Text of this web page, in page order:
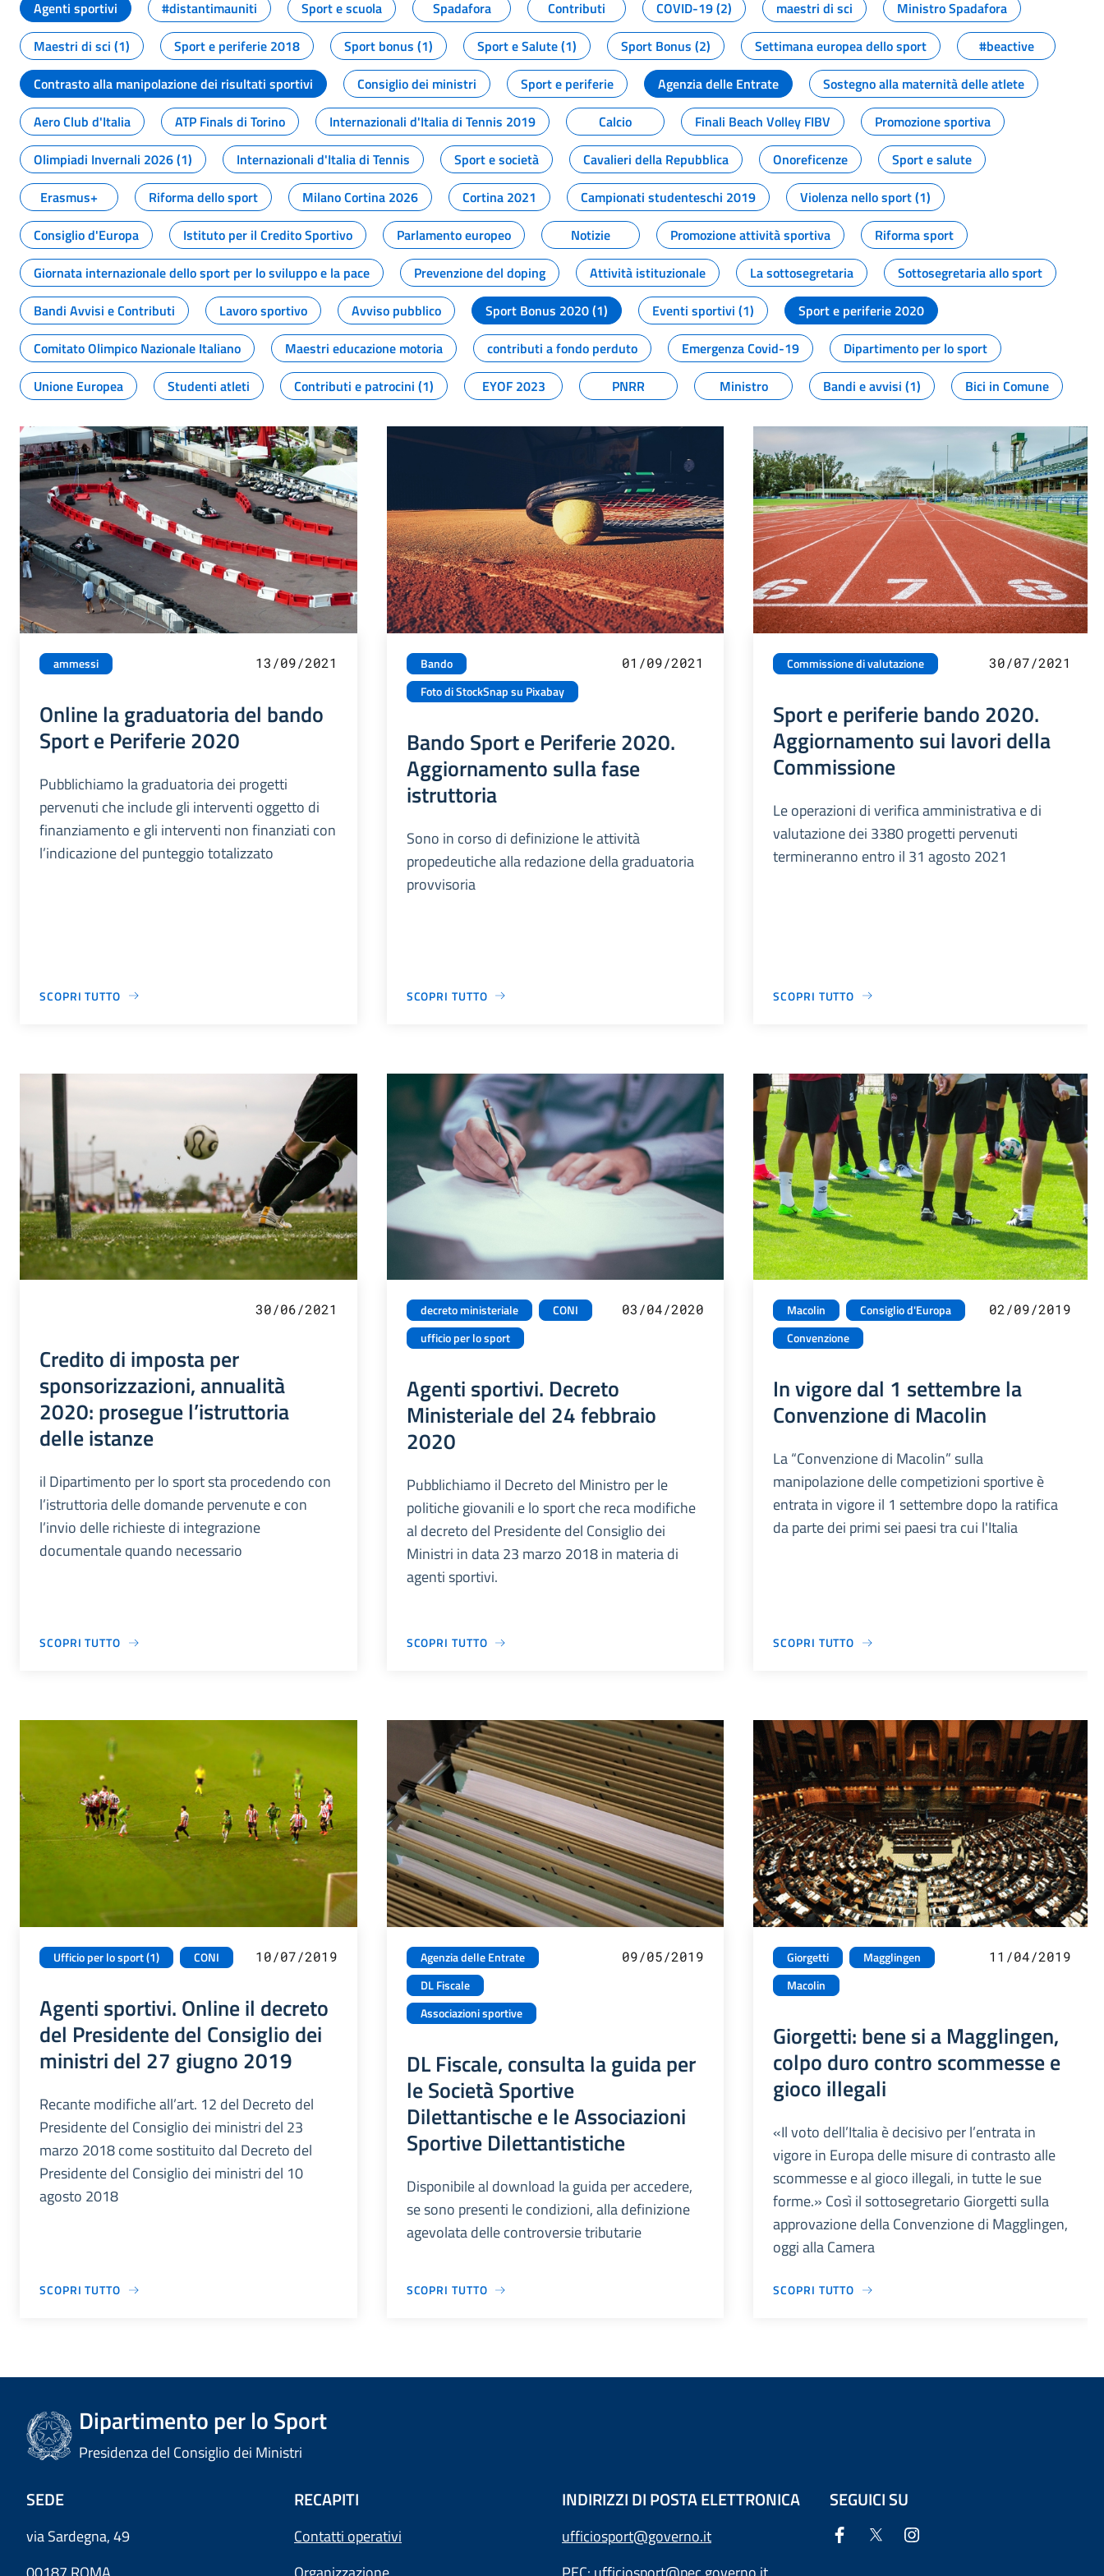
Agenti sportivi
#distantimauniti Sport e scuola Spadafora Contributi COVID-19 (2) maestri di sci
Ministro Spadafora
Maestri di sci (1)
Sport e periferie 2018 Sport bonus (1) Sport e Salute (1) Sport Bonus (2) Settimana europea dello sport
#beactive
Contrasto alla manipolazione dei risultati sportivi
Consiglio dei ministri Sport e periferie Agenzia delle Entrate
Sostegno alla maternità delle atlete
Aero Club d'Italia
ATP Finals di Torino Internazionali d'Italia di Tennis 2019 Calcio Finali Beach Volley FIBV
Promozione sportiva
Olimpiadi Invernali 2026 (1)
Internazionali d'Italia di Tennis Sport e società Cavalieri della Repubblica Onoreficenze
Sport e salute
Erasmus+
Riforma dello sport Milano Cortina 2026 Cortina 2021 Campionati studenteschi 2019
Violenza nello sport (1)
Consiglio d'Europa
Istituto per il Credito Sportivo Parlamento europeo Notizie Promozione attività sportiva
Riforma sport
Giornata internazionale dello sport per lo sviluppo e la pace
Prevenzione del doping Attività istituzionale La sottosegretaria
Sottosegretaria allo sport
Bandi Avvisi e Contributi
Lavoro sportivo Avviso pubblico Sport Bonus 2020 (1) Eventi sportivi (1)
Sport e periferie 2020
Comitato Olimpico Nazionale Italiano
Maestri educazione motoria contributi a fondo perduto Emergenza Covid-19
Dipartimento per lo sport
Unione Europea
Studenti atleti Contributi e patrocini (1) EYOF 2023 PNRR Ministro Bandi e avvisi (1) Bici in Comune
ammessi 13/09/2021
Online la graduatoria del bando
Sport e Periferie 2020
Pubblichiamo la graduatoria dei progetti
pervenuti che include gli interventi oggetto di
finanziamento e gli interventi non finanziati con
l’indicazione del punteggio totalizzato
SCOPRI TUTTO
Bando
Foto di StockSnap su Pixabay
01/09/2021
Bando Sport e Periferie 2020.
Aggiornamento sulla fase
istruttoria
Sono in corso di definizione le attività
propedeutiche alla redazione della graduatoria
provvisoria
SCOPRI TUTTO
Commissione di valutazione 30/07/2021
Sport e periferie bando 2020.
Aggiornamento sui lavori della
Commissione
Le operazioni di verifica amministrativa e di
valutazione dei 3380 progetti pervenuti
termineranno entro il 31 agosto 2021
SCOPRI TUTTO
30/06/2021
Credito di imposta per
sponsorizzazioni, annualità
2020: prosegue l’istruttoria
delle istanze
il Dipartimento per lo sport sta procedendo con
l’istruttoria delle domande pervenute e con
l’invio delle richieste di integrazione
documentale quando necessario
SCOPRI TUTTO
decreto ministeriale
CONI
ufficio per lo sport
03/04/2020
Agenti sportivi. Decreto
Ministeriale del 24 febbraio
2020
Pubblichiamo il Decreto del Ministro per le
politiche giovanili e lo sport che reca modifiche
al decreto del Presidente del Consiglio dei
Ministri in data 23 marzo 2018 in materia di
agenti sportivi.
SCOPRI TUTTO
Macolin
Consiglio d'Europa
Convenzione
02/09/2019
In vigore dal 1 settembre la
Convenzione di Macolin
La “Convenzione di Macolin” sulla
manipolazione delle competizioni sportive è
entrata in vigore il 1 settembre dopo la ratifica
da parte dei primi sei paesi tra cui l'Italia
SCOPRI TUTTO
Ufficio per lo sport (1) CONI 10/07/2019
Agenti sportivi. Online il decreto
del Presidente del Consiglio dei
ministri del 27 giugno 2019
Recante modifiche all’art. 12 del Decreto del
Presidente del Consiglio dei ministri del 23
marzo 2018 come sostituito dal Decreto del
Presidente del Consiglio dei ministri del 10
agosto 2018
SCOPRI TUTTO
Agenzia delle Entrate
DL Fiscale
Associazioni sportive
09/05/2019
DL Fiscale, consulta la guida per
le Società Sportive
Dilettantische e le Associazioni
Sportive Dilettantistiche
Disponibile al download la guida per accedere,
se sono presenti le condizioni, alla definizione
agevolata delle controversie tributarie
SCOPRI TUTTO
Giorgetti
Magglingen
Macolin
11/04/2019
Giorgetti: bene si a Magglingen,
colpo duro contro scommesse e
gioco illegali
«Il voto dell’Italia è decisivo per l’entrata in
vigore in Europa delle misure di contrasto alle
scommesse e al gioco illegali, in tutte le sue
forme.» Così il sottosegretario Giorgetti sulla
approvazione della Convenzione di Magglingen,
oggi alla Camera
SCOPRI TUTTO
Dipartimento per lo Sport
Presidenza del Consiglio dei Ministri
SEDE
via Sardegna, 49
RECAPITI
Contatti operativi
INDIRIZZI DI POSTA ELETTRONICA
ufficiosport@governo.it
SEGUICI SU